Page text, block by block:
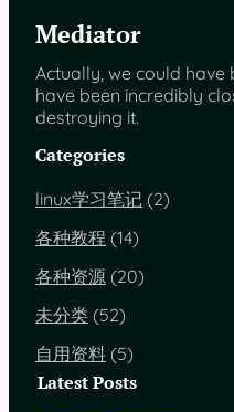
Mediator
Actually, we could have
have been incredibly
destroying it.
Categories
linux学习笔记 (2)
各种教程 (14)
各种资源 (20)
未分类 (52)
自用资料 (5)
Latest Posts